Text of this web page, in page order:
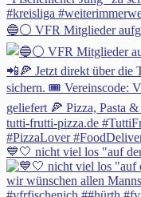
🔵⚪ VFR Mitglieder
💙🤍 nicht viel los "auf